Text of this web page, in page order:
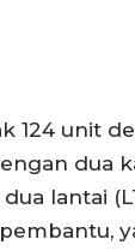
124 unit
dua
lantai (LT